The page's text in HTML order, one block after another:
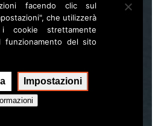
Hal interactive
facendo clic sul
che utilizzerà
i cookie strettamente
funzionamento del sito
Impostazioni